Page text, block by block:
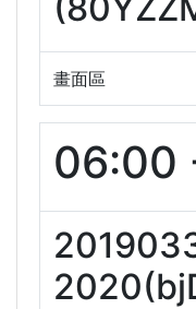
畫面區
06:00